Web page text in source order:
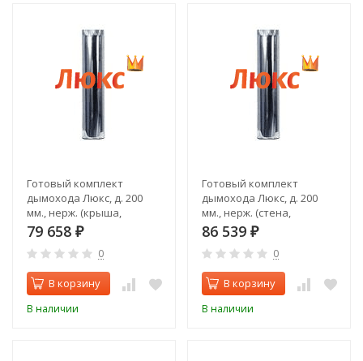
Готовый комплект
дымохода Люкс, д. 200
мм., нерж. (крыша,
задний выход)
79 658 ₽
0
В корзину
В наличии
Готовый комплект
дымохода Люкс, д. 200
мм., нерж. (стена,
верхний выход)
86 539 ₽
0
В корзину
В наличии